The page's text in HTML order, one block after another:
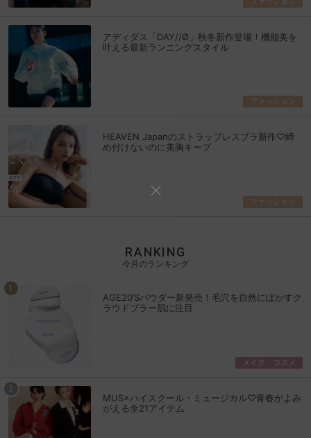
アディダス「DAY//Ø」秋冬新作登場！機能美を
叶える最新ランニングスタイル
ファッション
HEAVEN Japanのストラップレスブラ新作♡締
め付けないのに美胸キープ
ファッション
RANKING
今月のランキング
AGE20’Sパウダー新発売！毛穴を自然にぼかすク
ラウドブラー肌に注目
メイク・コスメ
MUS×ハイスクール・ミュージカル♡青春がよみ
がえる全21アイテム